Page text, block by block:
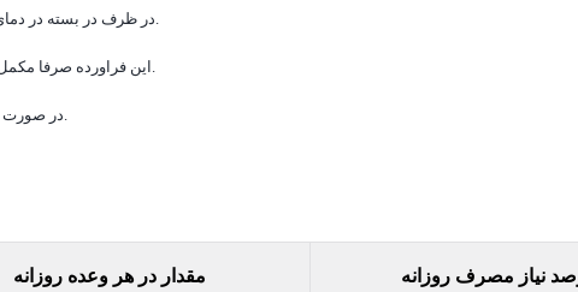
در ظرف در بسته در دمای ۱۵ الی ۳۰ درجه۸ سانتیگراد، دور از رطوبت، نور و حرارت نگهداری شود.
این فراورده صرفا مکمل رژیمی-غذایی بوده و جهت تشخیص، درمان یا پیشگیری از بیماری نیست.
در صورت داشتن هر نوع بیماری یا حساسیت پیش از مصرف با پزشک مشورت کنید.
مقدار در هر وعده روزانه نیاز مصرف روزانه